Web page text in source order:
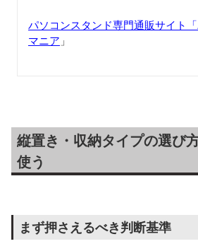
パソコンスタンド専門通販サイト
マニア 」
縦置き・収納タイプの選び
使う
まず押さえるべき判断基準